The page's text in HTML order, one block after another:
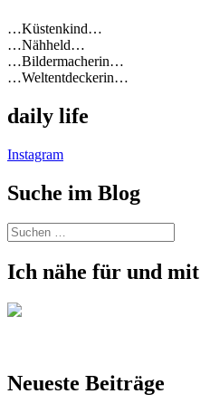
…Küstenkind…
…Nähheld…
…Bildermacherin…
…Weltentdeckerin…
daily life
Instagram
Suche im Blog
Suchen
nach:
Ich nähe für und mit
Neueste Beiträge